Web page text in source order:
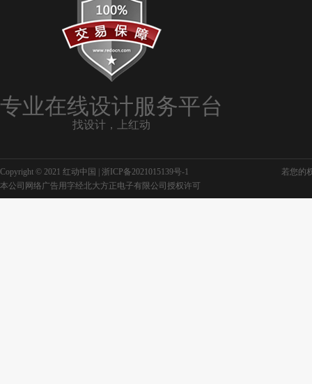
社区介绍展板
社区宣传禁毒展板标语
社区综治展板
专业在线设计服务平台
找设计，上红动
Copyright © 2021 红动中国 | 浙ICP备2021015139号-1
若您的
本公司网络广告用字经北大方正电子有限公司授权许可